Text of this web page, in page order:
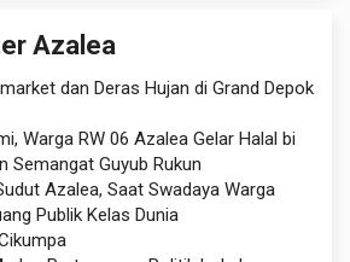
Azalea
dan Deras Hujan di Grand Depok
Warga RW 06 Azalea Gelar Halal bi
Semangat Guyub Rukun
Azalea, Saat Swadaya Warga
Publik Kelas Dunia